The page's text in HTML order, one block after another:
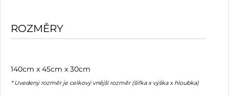
ROZMĚRY
140cm x 45cm x 30cm
* Uvedený rozměr je celkový vnější rozměr (šířka x výška x hloubka)